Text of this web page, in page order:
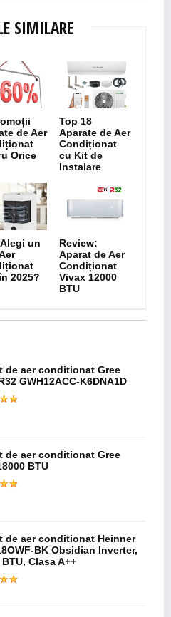
SIMILARE
de Aer
Orice
Top 18
Aparate de Aer
Condiționat
cu Kit de
Instalare
un
2025?
Review:
Aparat de Aer
Condiționat
Vivax 12000
BTU
de aer conditionat Gree
GWH12ACC-K6DNA1D
de aer conditionat Gree
BTU
de aer conditionat Heinner
BK Obsidian Inverter,
Clasa A++